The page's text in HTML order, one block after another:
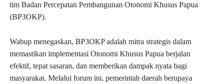
tim Badan Percepatan Pembangunan Otonomi Khusus Papua
(BP3OKP).
Wabup menegaskan, BP3OKP adalah mitra strategis dalam
memastikan implementasi Otonomi Khusus Papua berjalan
efektif, tepat sasaran, dan memberikan dampak nyata bagi
masyarakat. Melalui forum ini, pemerintah daerah berupaya